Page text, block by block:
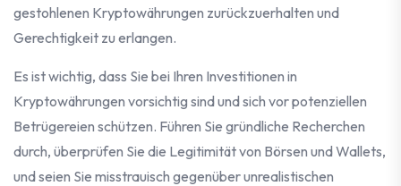
gestohlenen Kryptowährungen zurückzuerhalten und
Gerechtigkeit zu erlangen.
Es ist wichtig, dass Sie bei Ihren Investitionen in
Kryptowährungen vorsichtig sind und sich vor potenziellen
Betrügereien schützen. Führen Sie gründliche Recherchen
durch, überprüfen Sie die Legitimität von Börsen und Wallets,
und seien Sie misstrauisch gegenüber unrealistischen